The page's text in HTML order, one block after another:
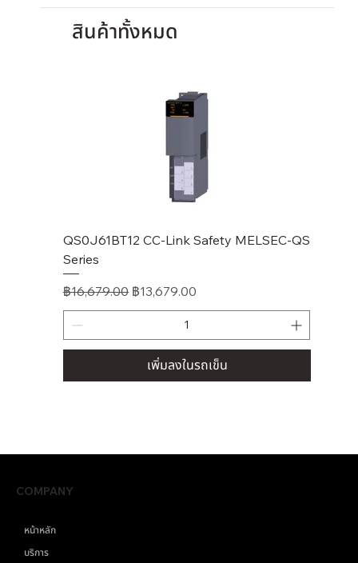
channels: 4, Number of occupied points: 1, Station type:
สินค้าหมด
สินค้าทั้งหมด
QS0J61BT12 CC-Link Safety MELSEC-QS
Series
ราคาปกติ
฿16,679.00 ราคาขายลด
฿13,679.00
เพิ่มลงในรถเข็น
COMPANY
หน้าหลัก
บริการ